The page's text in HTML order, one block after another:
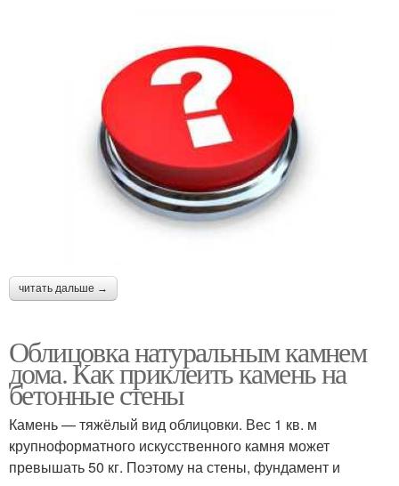
читать дальше →
Облицовка натуральным камнем
дома. Как приклеить камень на
бетонные стены
Камень — тяжёлый вид облицовки. Вес 1 кв. м
крупноформатного искусственного камня может
превышать 50 кг. Поэтому на стены, фундамент и